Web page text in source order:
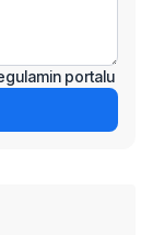
portalu